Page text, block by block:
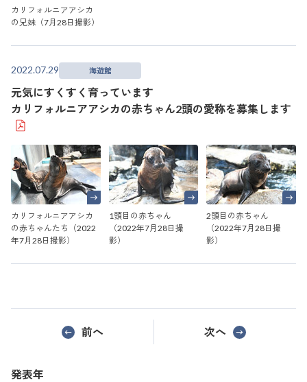
カリフォルニアアシカ
の兄妹（7月28日撮影）
2022.07.29 海遊館
元気にすくすく育っています
カリフォルニアアシカの赤ちゃん2頭の愛称を募集します
カリフォルニアアシカ
の赤ちゃんたち（2022
年7月28日撮影）
1頭目の赤ちゃん
（2022年7月28日撮
影）
2頭目の赤ちゃん
（2022年7月28日撮
影）
前へ 次へ
発表年